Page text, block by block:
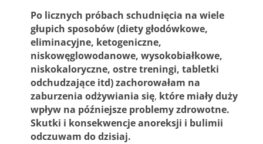
Po licznych próbach schudnięcia na wiele
głupich sposobów (diety głodówkowe,
eliminacyjne, ketogeniczne,
niskowęglowodanowe, wysokobiałkowe,
niskokaloryczne, ostre treningi, tabletki
odchudzające itd) zachorowałam na
zaburzenia odżywiania się, które miały duży
wpływ na późniejsze problemy zdrowotne.
Skutki i konsekwencje anoreksji i bulimii
odczuwam do dzisiaj.